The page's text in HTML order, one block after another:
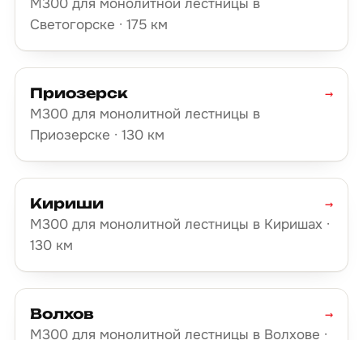
М300 для монолитной лестницы в
Светогорске · 175 км
Приозерск
М300 для монолитной лестницы в
Приозерске · 130 км
→
Кириши
М300 для монолитной лестницы в Киришах ·
130 км
→
Волхов
М300 для монолитной лестницы в Волхове ·
→